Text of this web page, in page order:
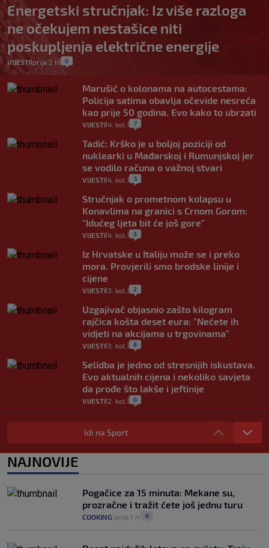
Energetski stručnjak: Iz više razloga
ne očekujem nestašice niti
poskupljenja električne energije
VIJESTI| prije 2 h 0
Marušić o kolonama na autocestama:
Policija satima obavlja očevide nesreća
kao prije 50 godina. Evo kako to ubrzati
VIJESTI 4. kol. 7
Tadić: Krško je u boljoj poziciji od
nuklearki u Mađarskoj i Rumunjskoj jer
se vodilo računa o važnoj stvari
VIJESTI 4. kol. 5
Stručnjak o prometnom kolapsu u
Konavlima na granici s Crnom Gorom:
"Idućeg ljeta bit će još gore"
VIJESTI 4. kol. 3
Iz Hrvatske u Italiju može se i preko
mora. Provjerili smo brodske linije i
cijene
VIJESTI 3. kol. 2
Uzgajivač objasnio zašto kilogram
rajčica košta deset eura: "Nećete ih
vidjeti na akcijama u trgovinama"
VIJESTI 3. kol. 8
Selidba je jedno od stresnijih iskustava.
Evo aktualnih cijena i nekoliko savjeta
da prođe što lakše i jeftinije
VIJESTI 2. kol. 0
Izračunali smo koliko košta putovanje
automobilom na Hvar iz Zagreba, a
VIJESTI 2. kol. 14
zdravstvenu iskaznicu". Kakva su prava
pacijenata izvan mjesta prebivališta?
VIJESTI 1. kol.
Idi na Sport
NAJNOVIJE
Pogačice za 15 minuta: Mekane su,
prozračne i tražit ćete još jednu turu
COOKING prije 1 h 0